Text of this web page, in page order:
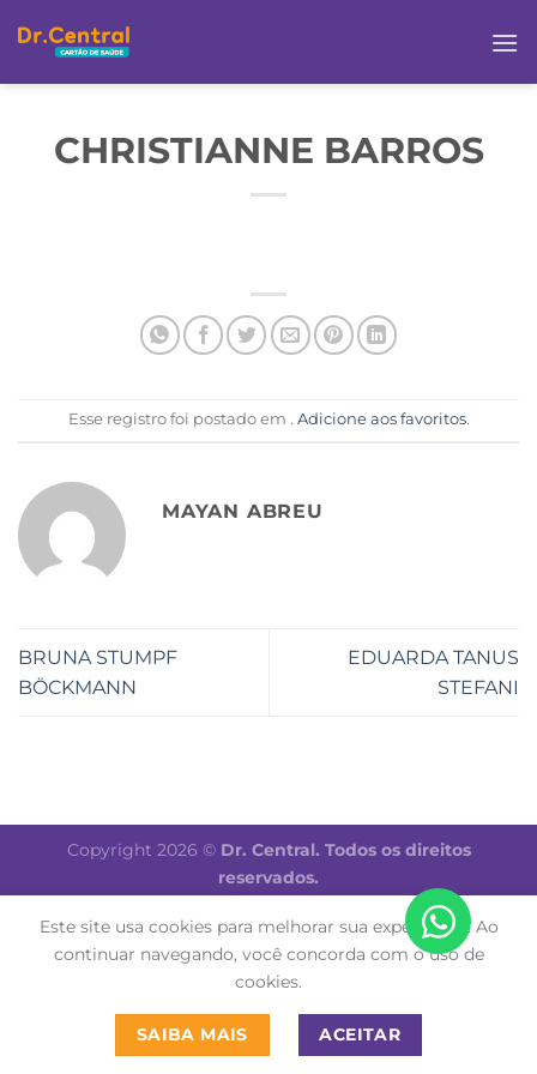
CHRISTIANNE BARROS
Esse registro foi postado em . Adicione aos favoritos.
MAYAN ABREU
BRUNA STUMPF
BÖCKMANN
EDUARDA TANUS
STEFANI
Copyright 2026 © Dr. Central. Todos os direitos
reservados.
Este site usa cookies para melhorar sua experiência. Ao
continuar navegando, você concorda com o uso de
cookies.
SAIBA MAIS ACEITAR